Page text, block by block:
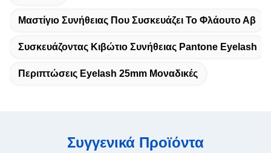
Μαστίγιο Συνήθειας Που Συσκευάζει Το Φλάουτο Αβ
Συσκευάζοντας Κιβώτιο Συνήθειας Pantone Eyelash
Περιπτώσεις Eyelash 25mm Μοναδικές
Συγγενικά Προϊόντα